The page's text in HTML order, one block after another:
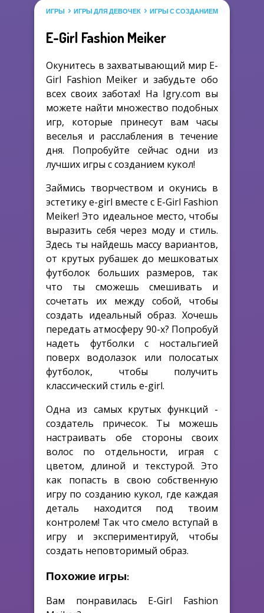
ИГРЫ ИГРЫ ДЛЯ ДЕВОЧЕК ИГРЫ С СОЗДАНИЕМ КУКОЛ
E-Girl Fashion Meiker
Окунитесь в захватывающий мир E-
Girl Fashion Meiker и забудьте обо
всех своих заботах! На Igry.com вы
можете найти множество подобных
игр, которые принесут вам часы
веселья и расслабления в течение
дня. Попробуйте сейчас одни из
лучших игры с созданием кукол!
Займись творчеством и окунись в
эстетику e-girl вместе с E-Girl Fashion
Meiker! Это идеальное место, чтобы
выразить себя через моду и стиль.
Здесь ты найдешь массу вариантов,
от крутых рубашек до мешковатых
футболок больших размеров, так
что ты сможешь смешивать и
сочетать их между собой, чтобы
создать идеальный образ. Хочешь
передать атмосферу 90-х? Попробуй
надеть футболки с ностальгией
поверх водолазок или полосатых
футболок, чтобы получить
классический стиль e-girl.
Одна из самых крутых функций -
создатель причесок. Ты можешь
настраивать обе стороны своих
волос по отдельности, играя с
цветом, длиной и текстурой. Это
как попасть в свою собственную
игру по созданию кукол, где каждая
деталь находится под твоим
контролем! Так что смело вступай в
игру и экспериментируй, чтобы
создать неповторимый образ.
Похожие игры:
Вам понравилась E-Girl Fashion